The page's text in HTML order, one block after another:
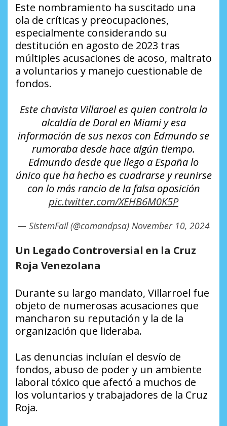
Este nombramiento ha suscitado una
ola de críticas y preocupaciones,
especialmente considerando su
destitución en agosto de 2023 tras
múltiples acusaciones de acoso, maltrato
a voluntarios y manejo cuestionable de
fondos.
Este chavista Villaroel es quien controla la
alcaldía de Doral en Miami y esa
información de sus nexos con Edmundo se
rumoraba desde hace algún tiempo.
Edmundo desde que llego a España lo
único que ha hecho es cuadrarse y reunirse
con lo más rancio de la falsa oposición
pic.twitter.com/XEHB6M0K5P
— SistemFail (@comandpsa) November 10, 2024
Un Legado Controversial en la Cruz
Roja Venezolana
Durante su largo mandato, Villarroel fue
objeto de numerosas acusaciones que
mancharon su reputación y la de la
organización que lideraba.
Las denuncias incluían el desvío de
fondos, abuso de poder y un ambiente
laboral tóxico que afectó a muchos de
los voluntarios y trabajadores de la Cruz
Roja.